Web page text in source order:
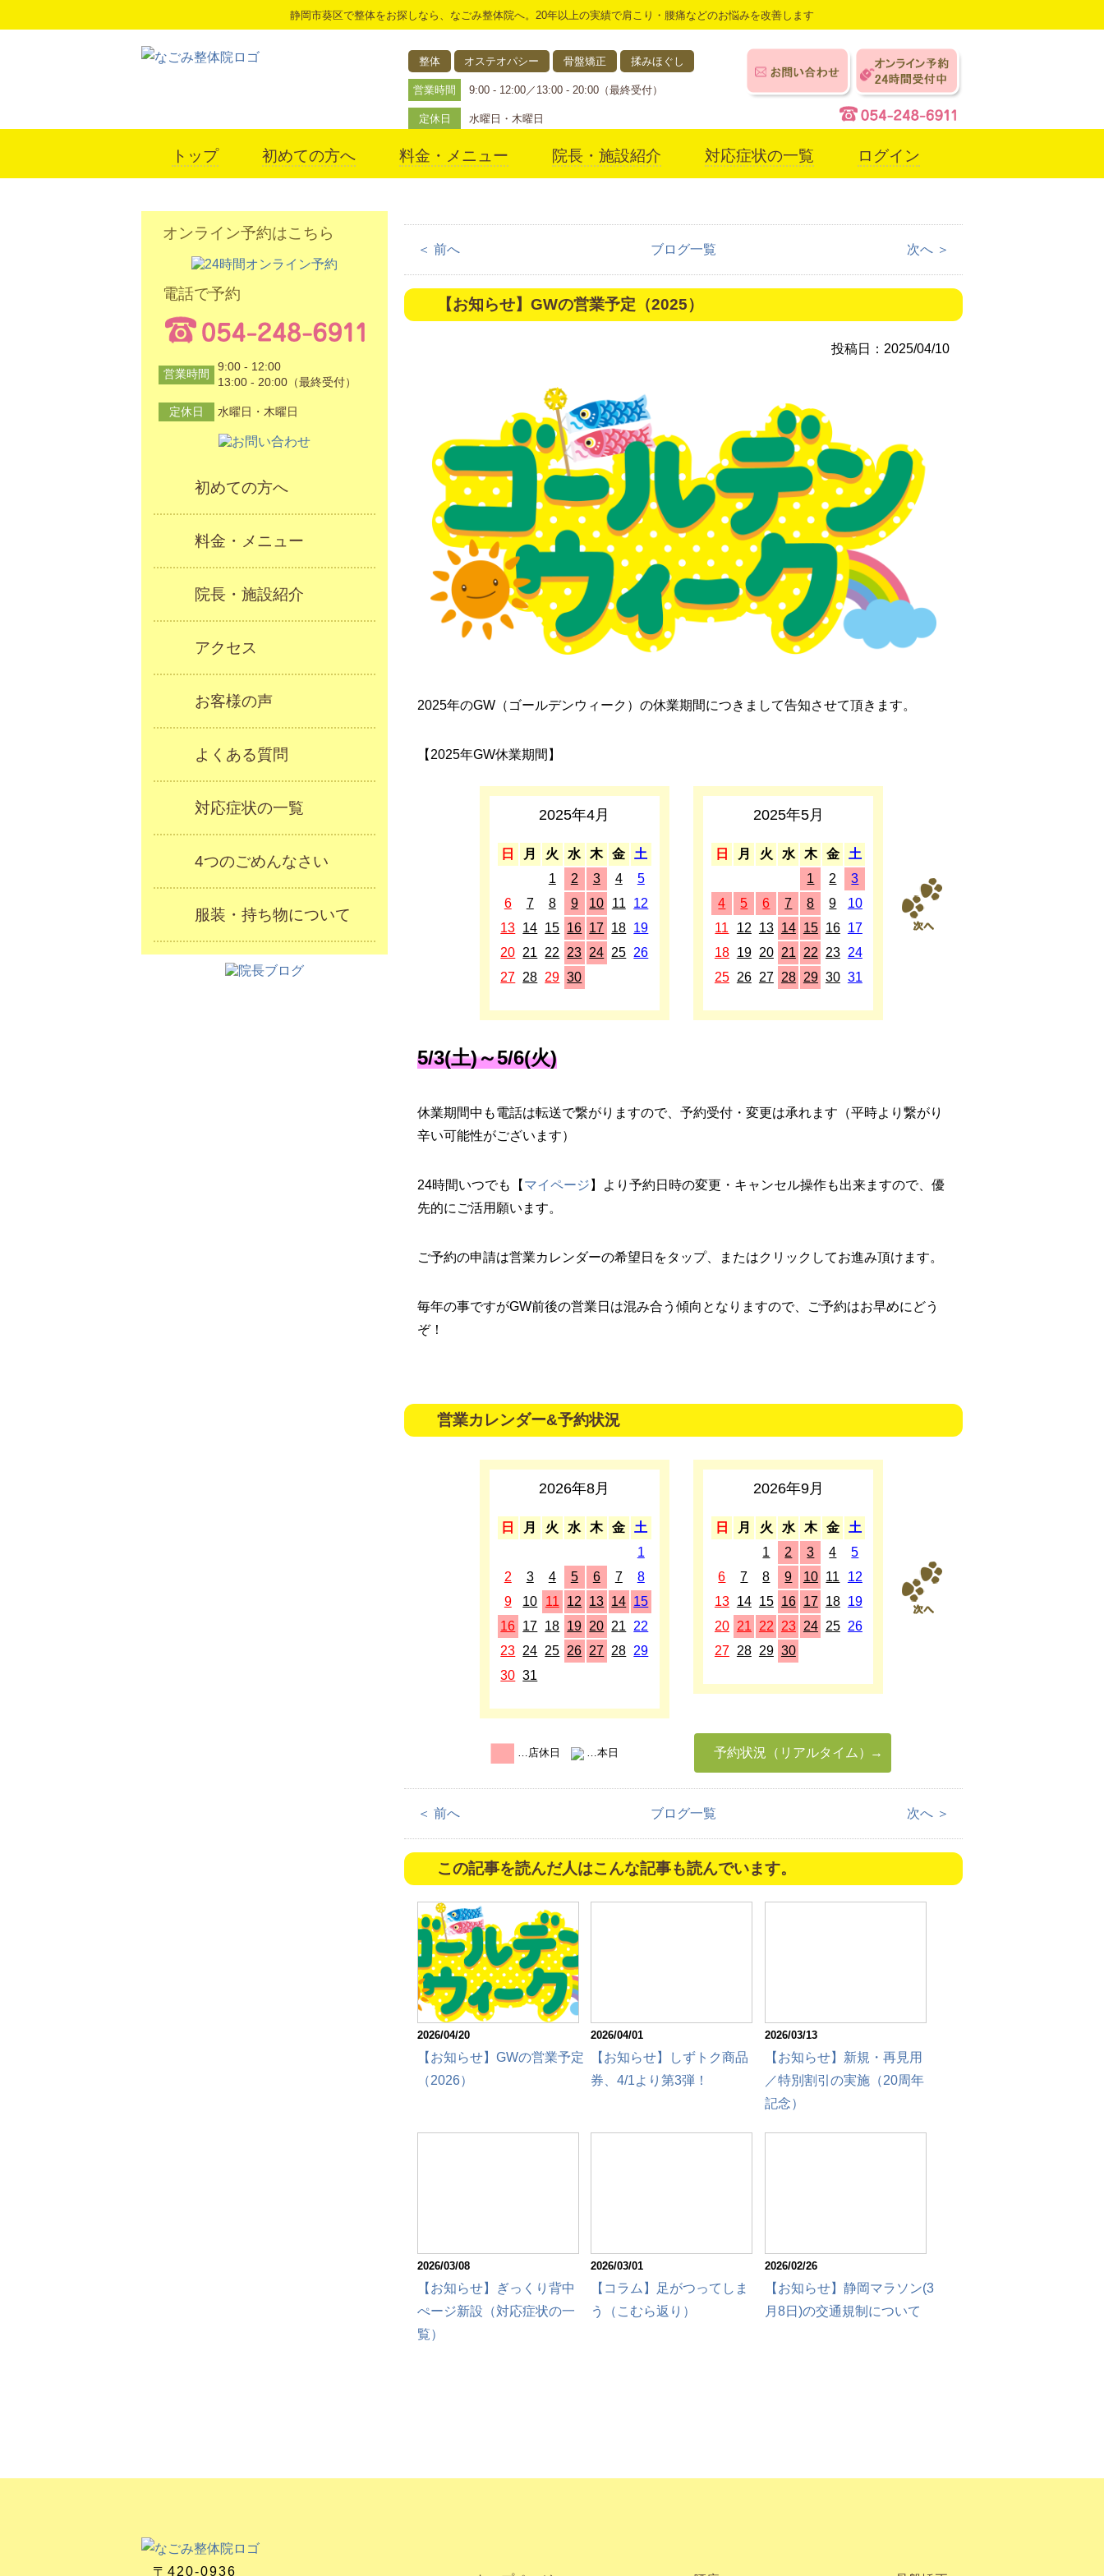
静岡市葵区で整体をお探しなら、なごみ整体院へ。20年以上の実績で肩こり・腰痛などのお悩みを改善します
整体 オステオパシー 骨盤矯正 揉みほぐし
営業時間 9:00 - 12:00／13:00 - 20:00（最終受付）
定休日 水曜日・木曜日
トップ 初めての方へ 料金・メニュー 院長・施設紹介 対応症状の一覧 ログイン
＜ 前へ ブログ一覧 次へ ＞
【お知らせ】GWの営業予定（2025）
投稿日：2025/04/10
2025年のGW（ゴールデンウィーク）の休業期間につきまして告知させて頂きます。
【2025年GW休業期間】
2025年4月
日 月 火 水 木 金
土
1
2 3 4
5
6
7 8 9 10 11
12
13 14 15 16 17 18 19
20 21 22 23 24 25 26
27 28 29 30
2025年5月
日 月 火 水 木 金
土
1
2
3
4
5 6 7 8 9
10
11
12 13 14 15 16 17
18 19 20 21 22 23 24
25 26 27 28 29 30 31
5/3(土)～5/6(火)
休業期間中も電話は転送で繋がりますので、予約受付・変更は承れます（平時より繋がり
辛い可能性がございます）
24時間いつでも【 マイページ 】より予約日時の変更・キャンセル操作も出来ますので、優
先的にご活用願います。
ご予約の申請は営業カレンダーの希望日をタップ、またはクリックしてお進み頂けます。
毎年の事ですがGW前後の営業日は混み合う傾向となりますので、ご予約はお早めにどう
ぞ！
営業カレンダー&予約状況
2026年8月
日 月 火 水 木 金
土
1
2
3 4 5 6 7
8
9
10 11 12 13 14 15
16 17 18 19 20 21
22
23 24 25 26 27 28 29
30 31
2026年9月
日 月 火 水 木 金
土
1
2 3 4
5
6
7 8 9 10 11
12
13 14 15 16 17 18 19
20 21 22 23 24 25 26
27 28 29 30
4
…店休日 …本日 予約状況（リアルタイム）
＜ 前へ ブログ一覧 次へ ＞
この記事を読んだ人はこんな記事も読んでいます。
2026/04/20
【お知らせ】GWの営業予定
（2026）
2026/04/01
【お知らせ】しずトク商品
券、4/1より第3弾！
2026/03/13
【お知らせ】新規・再見用
／特別割引の実施（20周年
記念）
2026/03/08
【お知らせ】ぎっくり背中
ぺージ新設（対応症状の一
覧）
2026/03/01
【コラム】足がつってしま
う（こむら返り）
2026/02/26
【お知らせ】静岡マラソン(3
月8日)の交通規制について
オンライン予約はこちら
電話で予約
営業時間
9:00 - 12:00
13:00 - 20:00（最終受付）
定休日 水曜日・木曜日
初めての方へ
料金・メニュー
院長・施設紹介
アクセス
お客様の声
よくある質問
対応症状の一覧
4つのごめんなさい
服装・持ち物について
〒420-0936